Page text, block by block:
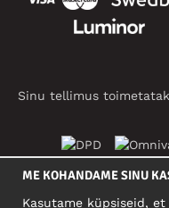
Sinu tellimus
ME KOHANDAME SINU
Kasutame küpsiseid,